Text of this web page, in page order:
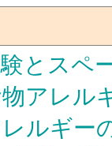
とスペ
アレル
ルギー